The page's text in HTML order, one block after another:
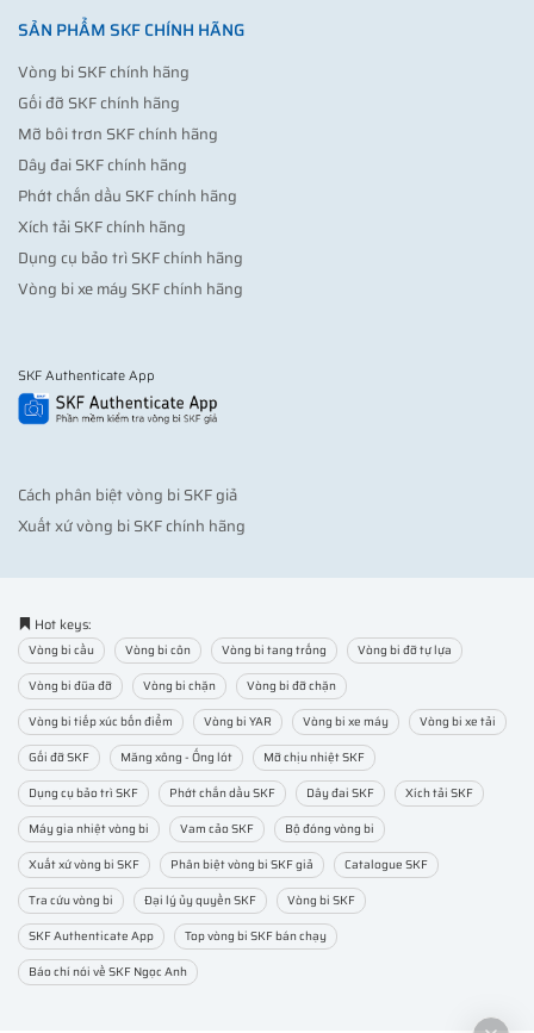
SẢN PHẨM SKF CHÍNH HÃNG
Vòng bi SKF chính hãng
Gối đỡ SKF chính hãng
Mỡ bôi trơn SKF chính hãng
Dây đai SKF chính hãng
Phớt chắn dầu SKF chính hãng
Xích tải SKF chính hãng
Dụng cụ bảo trì SKF chính hãng
Vòng bi xe máy SKF chính hãng
SKF Authenticate App
Cách phân biệt vòng bi SKF giả
Xuất xứ vòng bi SKF chính hãng
Hot keys:
Vòng bi cầu Vòng bi côn Vòng bi tang trống
Vòng bi đỡ tự lựa
Vòng bi đũa đỡ
Vòng bi chặn
Vòng bi đỡ chặn
Vòng bi tiếp xúc bốn điểm
Vòng bi YAR Vòng bi xe máy
Vòng bi xe tải
Gối đỡ SKF
Măng xông - Ống lót
Mỡ chịu nhiệt SKF
Dụng cụ bảo trì SKF
Phớt chắn dầu SKF Dây đai SKF
Xích tải SKF
Máy gia nhiệt vòng bi
Vam cảo SKF
Bộ đóng vòng bi
Xuất xứ vòng bi SKF
Phân biệt vòng bi SKF giả
Catalogue SKF
Tra cứu vòng bi
Đại lý ủy quyền SKF
Vòng bi SKF
SKF Authenticate App
Top vòng bi SKF bán chạy
Báo chí nói về SKF Ngọc Anh